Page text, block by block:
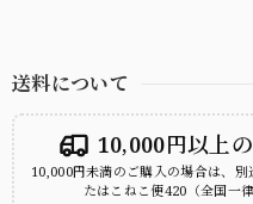
送料について
10,000円以上
10,000円未満のご購入の場合は、
たはこねこ便420（全国一